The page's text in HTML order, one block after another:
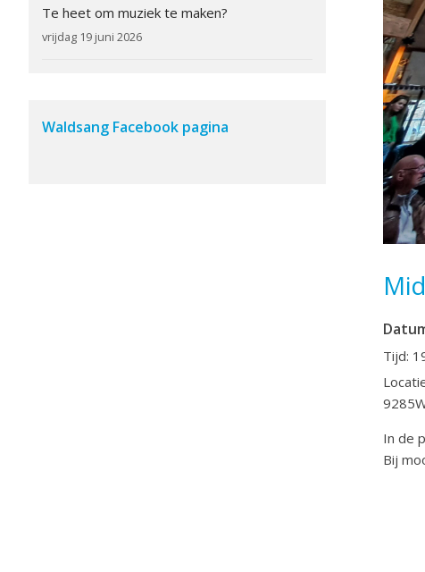
Tijd:
In de
Bij
Te heet om muziek te maken?
vrijdag 19 juni 2026
Waldsang Facebook pagina